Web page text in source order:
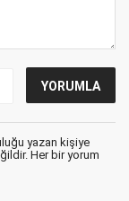
yazan kişiye
Her bir yorum